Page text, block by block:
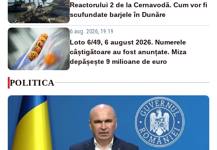
Reactorului 2 de la Cernavodă. Cum vor fi
scufundate barjele în Dunăre
6 aug. 2026, 19:19
Loto 6/49, 6 august 2026. Numerele
câștigătoare au fost anunțate. Miza
depășește 9 milioane de euro
POLITICA